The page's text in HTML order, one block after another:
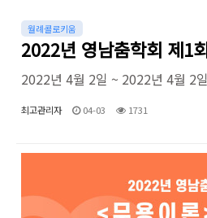
월례콜로키움
2022년 영남춤학회 제1
2022년 4월 2일 ~ 2022년 4월 2일
최고관리자 04-03 1731